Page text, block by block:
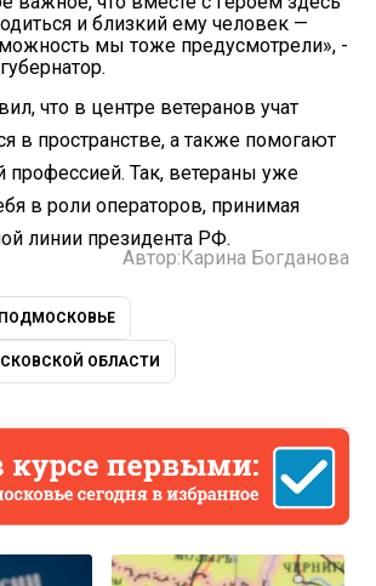
и близкий ему человек —
мы тоже предусмотрели», -
что в центре ветеранов учат
в пространстве, а также помогают
профессией. Так, ветераны уже
в роли операторов, принимая
линии президента РФ.
Автор: Карина Богданова
ПОДМОСКОВЬЕ
ОБЛАСТИ